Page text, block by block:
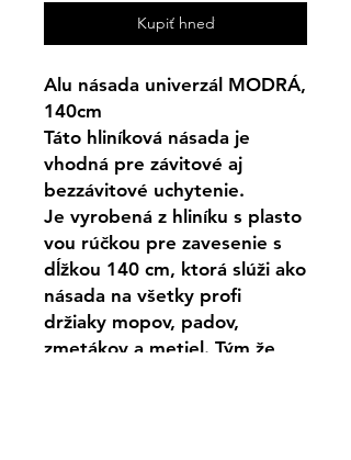
Kupiť hneď
Alu násada univerzál MODRÁ,
140cm
Táto hliníková násada je
vhodná pre závitové aj
bezzávitové uchytenie.
Je vyrobená z hliníku s plasto
vou rúčkou pre zavesenie s
dĺžkou 140 cm, ktorá slúži ako
násada na všetky profi
držiaky mopov, padov,
zmetákov a metiel. Tým že